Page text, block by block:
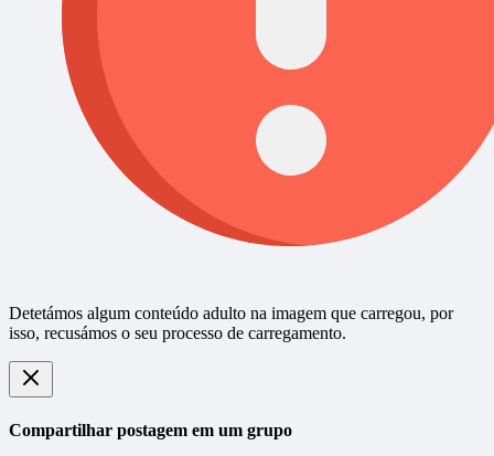
Detetámos algum conteúdo adulto na imagem que carregou, por
isso, recusámos o seu processo de carregamento.
Compartilhar postagem em um grupo